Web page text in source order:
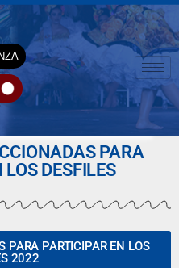
PARA
DESFILES
PARA PARTICIPAR EN LOS
2022